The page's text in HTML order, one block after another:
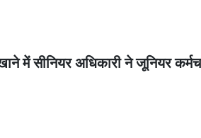
में सीनियर अधिकारी ने जूनियर